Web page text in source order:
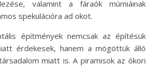
valamint a fáraók múmiáinak
spekulációra ad okot.
építmények nemcsak az építésük
érdekesek, hanem a mögöttük álló
miatt is. A piramisok az ókori